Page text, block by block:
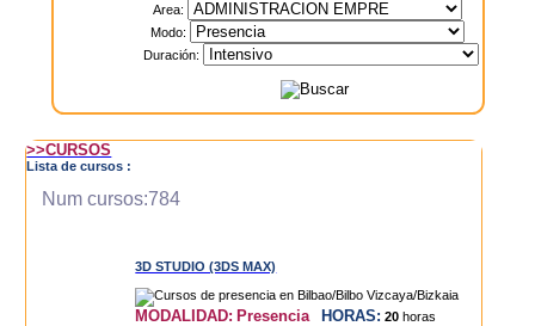
Area:
Modo:
Duración:
>>CURSOS
Lista de cursos :
Num cursos:784
3D STUDIO (3DS MAX)
MODALIDAD: Presencia HORAS: 20 horas